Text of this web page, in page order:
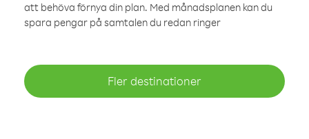
att behöva förnya din plan. Med månadsplanen kan du
spara pengar på samtalen du redan ringer
Fler destinationer